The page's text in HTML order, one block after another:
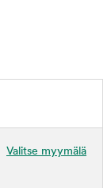
Valitse myymälä